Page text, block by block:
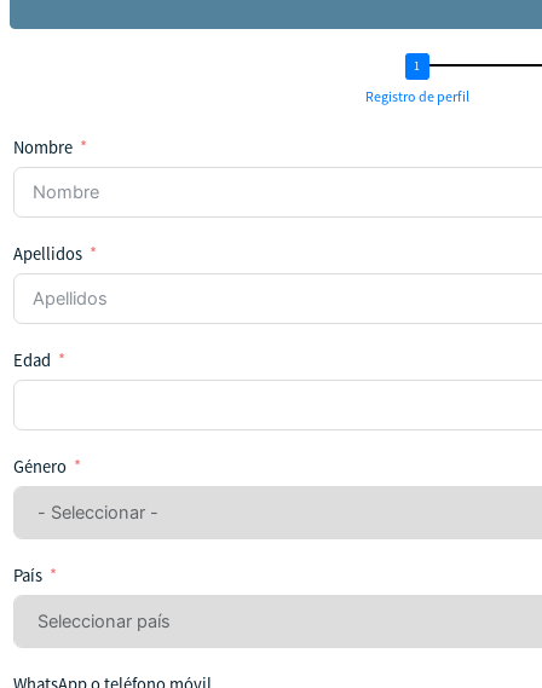
Registro de perfil
Nombre
Apellidos
Edad
Género
País